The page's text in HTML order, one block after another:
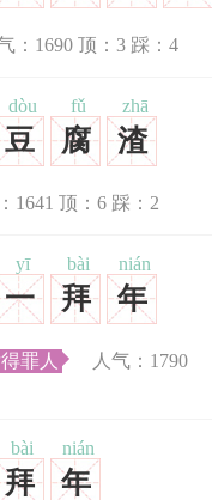
： 1690 顶： 3 踩： 4
豆
dòu
腐
fǔ
渣
zhā
1641 顶： 6 踩： 2
一
yī
拜
bài
年
nián
罪人 人气： 1790
拜
bài
年
nián